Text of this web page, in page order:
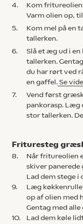
4.
Kom
Varm olien op, til
5.
Kom mel på en
tallerken.
6.
Slå et æg ud i
tallerken.
du har rørt ved
en gaffel. Se
7.
Vend først
pankorasp. Læg
stor tallerken.
Frituresteg
8.
Når fritureolien
skiver panerede
Lad dem stege i
9.
Læg køkkenrulle
op af olien med
Gentag med
10.
Lad dem køle